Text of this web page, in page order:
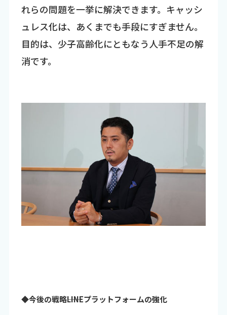
れらの問題を一挙に解決できます。キャッシ
ュレス化は、あくまでも手段にすぎません。
目的は、少子高齢化にともなう人手不足の解
消です。
◆今後の戦略――LINEプラットフォームの強化